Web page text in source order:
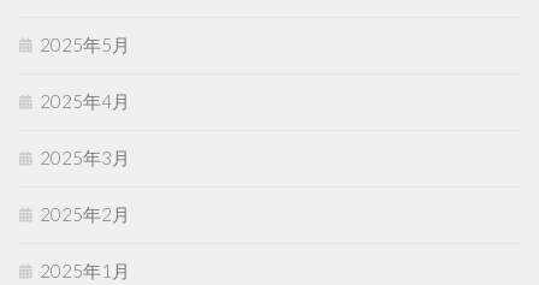
2025年5月
2025年4月
2025年3月
2025年2月
2025年1月